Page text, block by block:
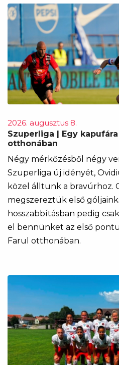
2026. augusztus 8.
Szuperliga | Egy
otthonában
Négy mérkőzésből négy
Szuperliga új idényét,
közel álltunk a bravúrhoz.
megszereztük első
hosszabbításban pedig
el bennünket az első
Farul otthonában.